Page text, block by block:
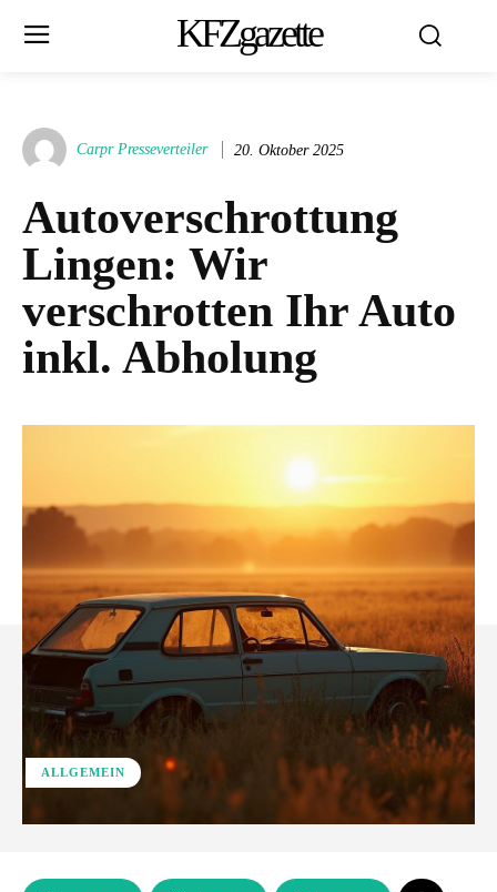
KFZgazette
Carpr Presseverteiler 20. Oktober 2025
Autoverschrottung
Lingen: Wir
verschrotten Ihr Auto
inkl. Abholung
ALLGEMEIN